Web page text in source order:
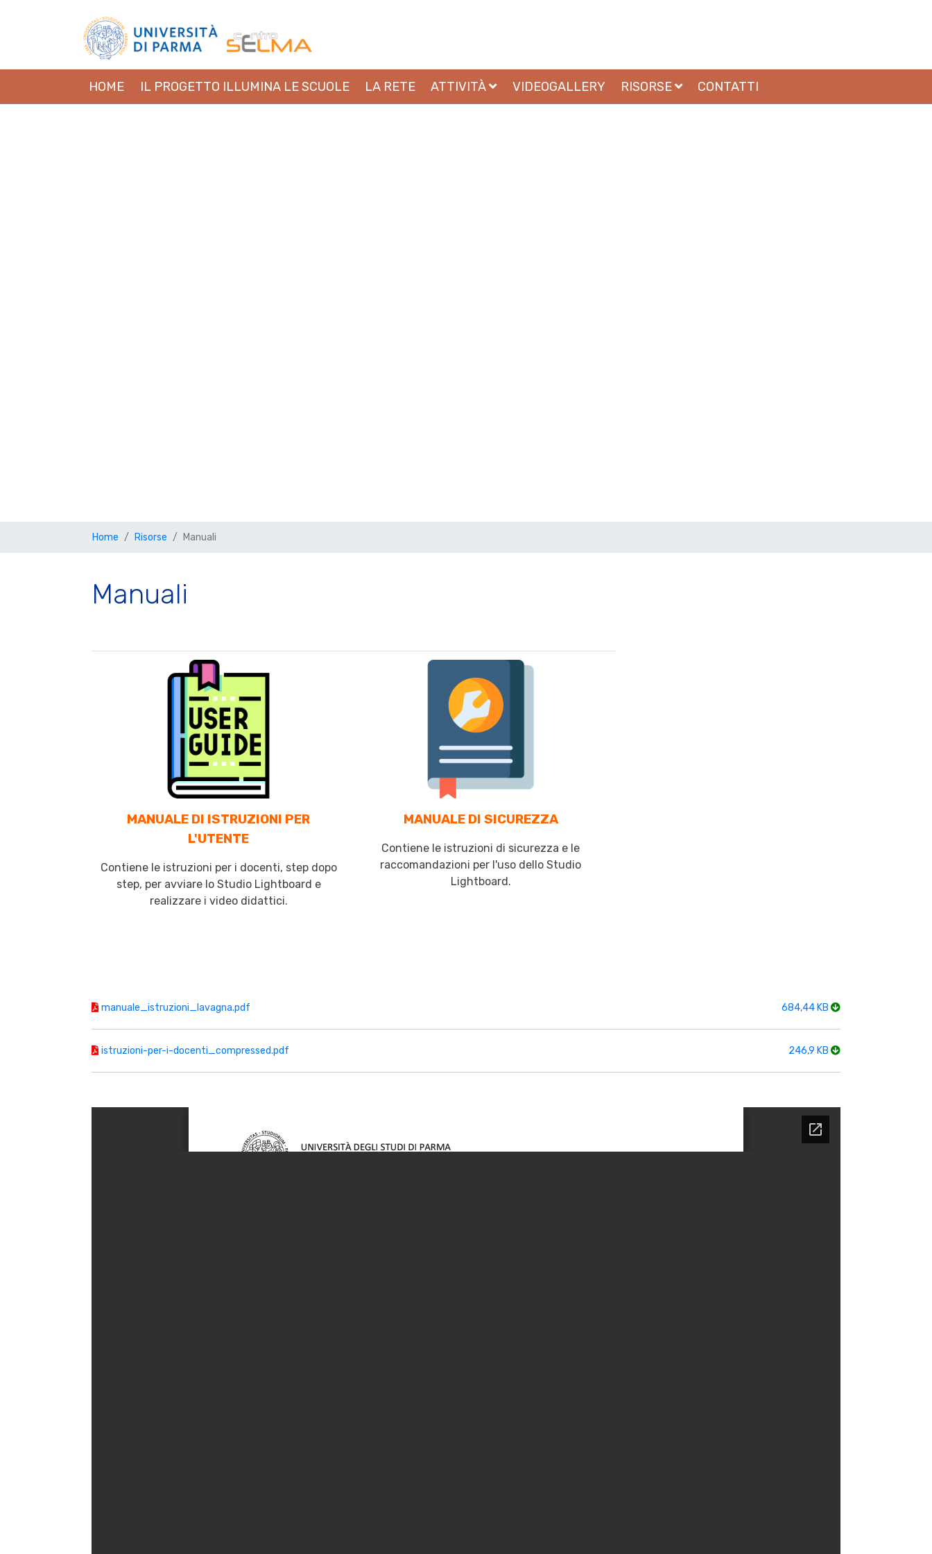
HOME IL PROGETTO ILLUMINA LE SCUOLE LA RETE ATTIVITÀ VIDEOGALLERY RISORSE CONTATTI
Home Risorse Manuali
Manuali
MANUALE DI ISTRUZIONI PER
L'UTENTE
Contiene le istruzioni per i docenti, step dopo
step, per avviare lo Studio Lightboard e
realizzare i video didattici.
MANUALE DI SICUREZZA
Contiene le istruzioni di sicurezza e le
raccomandazioni per l'uso dello Studio
Lightboard.
manuale_istruzioni_lavagna.pdf 684,44 KB
istruzioni-per-i-docenti_compressed.pdf 246,9 KB